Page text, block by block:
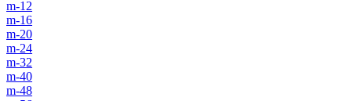
m-12
m-16
m-20
m-24
m-32
m-40
m-48